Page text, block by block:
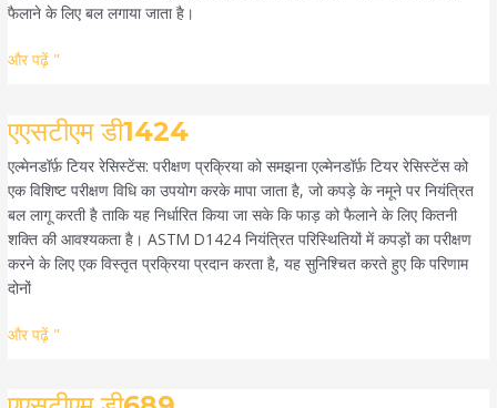
फैलाने के लिए बल लगाया जाता है।
और पढ़ें "
एएसटीएम डी1424
एल्मेनडॉर्फ़ टियर रेसिस्टेंस: परीक्षण प्रक्रिया को समझना एल्मेनडॉर्फ़ टियर रेसिस्टेंस को
एक विशिष्ट परीक्षण विधि का उपयोग करके मापा जाता है, जो कपड़े के नमूने पर नियंत्रित
बल लागू करती है ताकि यह निर्धारित किया जा सके कि फाड़ को फैलाने के लिए कितनी
शक्ति की आवश्यकता है। ASTM D1424 नियंत्रित परिस्थितियों में कपड़ों का परीक्षण
करने के लिए एक विस्तृत प्रक्रिया प्रदान करता है, यह सुनिश्चित करते हुए कि परिणाम
दोनों
एएसटीएम
डी1424
और पढ़ें "
एएसटीएम